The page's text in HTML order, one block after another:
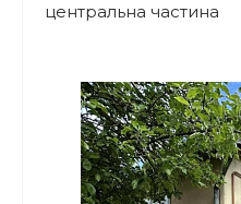
центральна частина